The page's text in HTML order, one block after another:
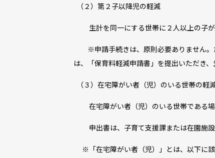
（２）第２子以降児の軽減
生計を同一にする世帯に２人以上の子が
※申請手続きは、原則必要ありません
は、「保育料軽減申請書」を提出いただき
（３）在宅障がい者（児）のいる世帯の軽
在宅障がい者（児）のいる世帯である場
申出書は、子育て支援課または在園施設
※「在宅障がい者（児）」とは、以下に該